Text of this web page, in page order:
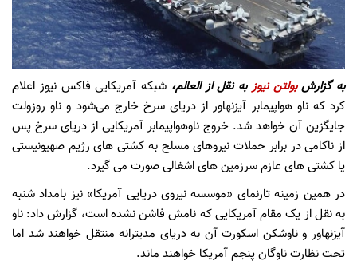
به گزارشبولتن نیوزبه نقل از العالم، شبکه آمریکایی فاکس نیوز اعلام
کرد که ناو هواپیمابر آیزنهاور از دریای سرخ خارج می‌شود و ناو روزولت
جایگزین آن خواهد شد. خروج ناوهواپیمابر آمریکایی از دریای سرخ پس
از ناکامی در برابر حملات نیروهای مسلح به کشتی های رژیم صهیونیستی
یا کشتی های عازم سرزمین های اشغالی صورت می گیرد.
در همین زمینه تارنمای «موسسه نیروی دریایی آمریکا» نیز بامداد شنبه
به نقل از یک مقام آمریکایی که نامش فاشن نشده است، گزارش داد: ناو
آیزنهاور و ناوشکن اسکورت آن به دریای مدیترانه منتقل خواهند شد اما
تحت نظارت ناوگان پنجم آمریکا خواهند ماند.